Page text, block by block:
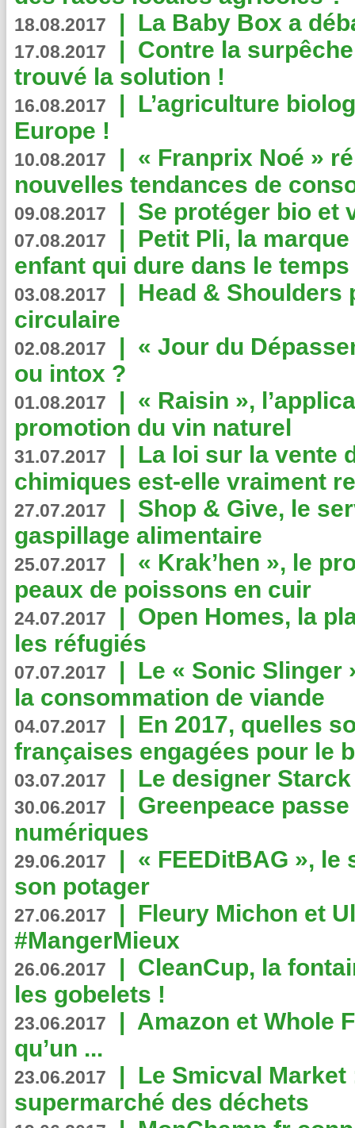
18.08.2017 | La Baby Box a
17.08.2017 | Contre la
trouvé la solution !
16.08.2017 | L’agriculture
Europe !
10.08.2017 | « Franprix Noé »
nouvelles tendances de
09.08.2017 | Se protéger bio et
07.08.2017 | Petit Pli, la
enfant qui dure dans le temps
03.08.2017 | Head & Shoulders
circulaire
02.08.2017 | « Jour du
ou intox ?
01.08.2017 | « Raisin »,
promotion du vin naturel
31.07.2017 | La loi sur la vente
chimiques est-elle vraiment
27.07.2017 | Shop & Give, le
gaspillage alimentaire
25.07.2017 | « Krak’hen », le
peaux de poissons en cuir
24.07.2017 | Open Homes, la
les réfugiés
07.07.2017 | Le « Sonic Slinger
la consommation de viande
04.07.2017 | En 2017, quelles
françaises engagées pour le
03.07.2017 | Le designer
30.06.2017 | Greenpeace
numériques
29.06.2017 | « FEEDitBAG », le
son potager
27.06.2017 | Fleury Michon et
#MangerMieux
26.06.2017 | CleanCup, la
les gobelets !
23.06.2017 | Amazon et Whole
qu’un ...
23.06.2017 | Le Smicval
supermarché des déchets